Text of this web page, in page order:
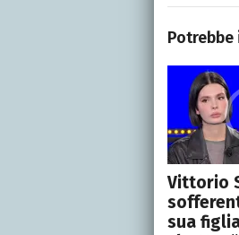
Vittorio
sua